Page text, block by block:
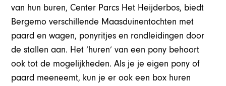
van hun buren, Center Parcs Het Heijderbos, biedt
Bergemo verschillende Maasduinentochten met
paard en wagen, ponyritjes en rondleidingen door
de stallen aan. Het ‘huren’ van een pony behoort
ook tot de mogelijkheden. Als je je eigen pony of
paard meeneemt, kun je er ook een box huren